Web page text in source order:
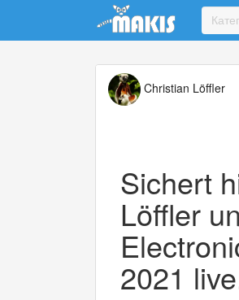
Update cookies preferences
Christian Löffler
Sichert
Löffler
2021